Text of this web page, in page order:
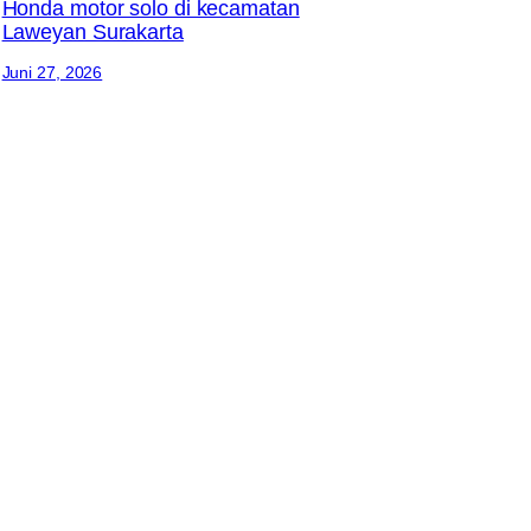
Honda motor solo di kecamatan
Laweyan Surakarta
Juni 27, 2026